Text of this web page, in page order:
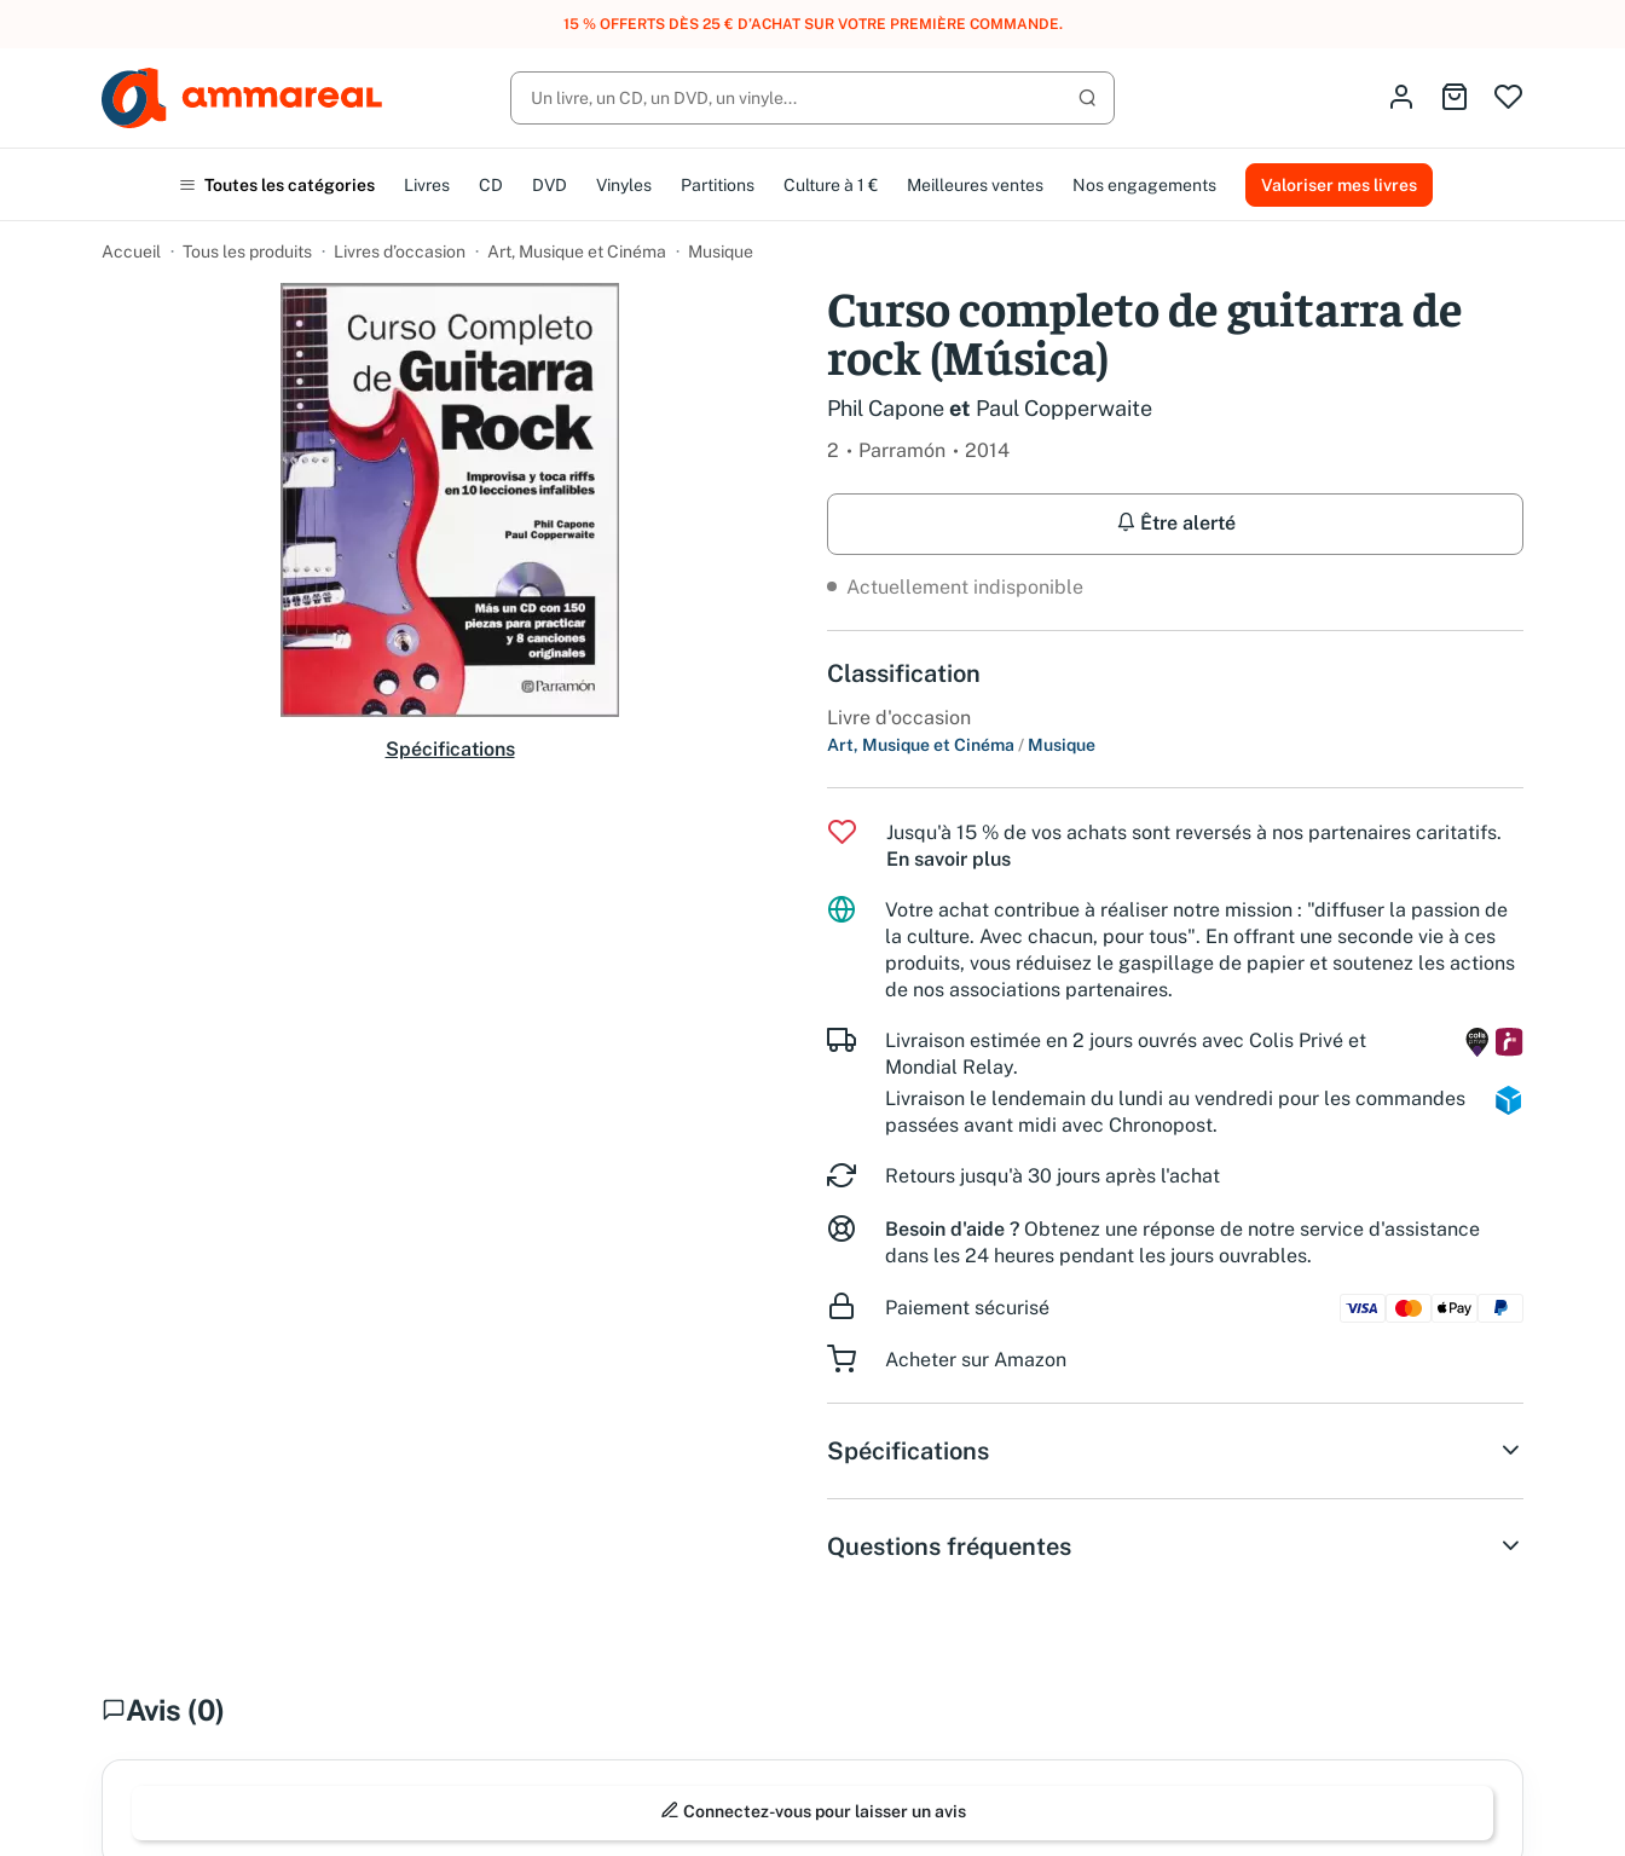
UN ACHAT, DES POINTS, DES RÉCOMPENSES :REJOIGNEZ GRATUITEMENT LE CLUB AMMAREAL.
Lancer la recherche
Identifiez-vousAller au panier
Toutes les catégories Livres CD DVD Vinyles Partitions Culture à 1 € Meilleures ventes Nos engagements Valoriser mes livres
Accueil Tous les produits Livres d’occasion Art, Musique et Cinéma Musique
Spécifications
Curso completo de guitarra de
rock (Música)
Phil Caponeet Paul Copperwaite
2 Parramón 2014
Être alerté
Actuellement indisponible
Classification
Livre d'occasion
Art, Musique et Cinéma / Musique
Jusqu'à 15 % de vos achats sont reversés à nos partenaires caritatifs.
En savoir plus
Votre achat contribue à réaliser notre mission : "diffuser la passion de
la culture. Avec chacun, pour tous". En offrant une seconde vie à ces
produits, vous réduisez le gaspillage de papier et soutenez les actions
de nos associations partenaires.
Livraison estimée en 2 jours ouvrés avec Colis Privé et
Mondial Relay.
Livraison le lendemain du lundi au vendredi pour les commandes
passées avant midi avec Chronopost.
Retours jusqu'à 30 jours après l'achat
Besoin d'aide ? Obtenez une réponse de notre service d'assistance
dans les 24 heures pendant les jours ouvrables.
Paiement sécurisé
Acheter sur Amazon
Spécifications
Questions fréquentes
Avis (0)
Connectez-vous pour laisser un avis